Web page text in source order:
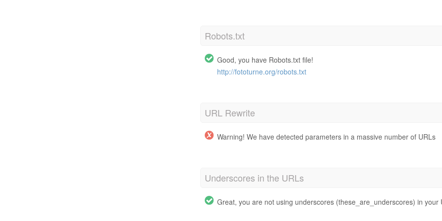
Robots.txt
Good, you have Robots.txt file!
http://fototurne.org/robots.txt
URL Rewrite
Warning! We have detected parameters in a massive number of URLs
Underscores in the URLs
Great, you are not using underscores (these_are_underscores) in your